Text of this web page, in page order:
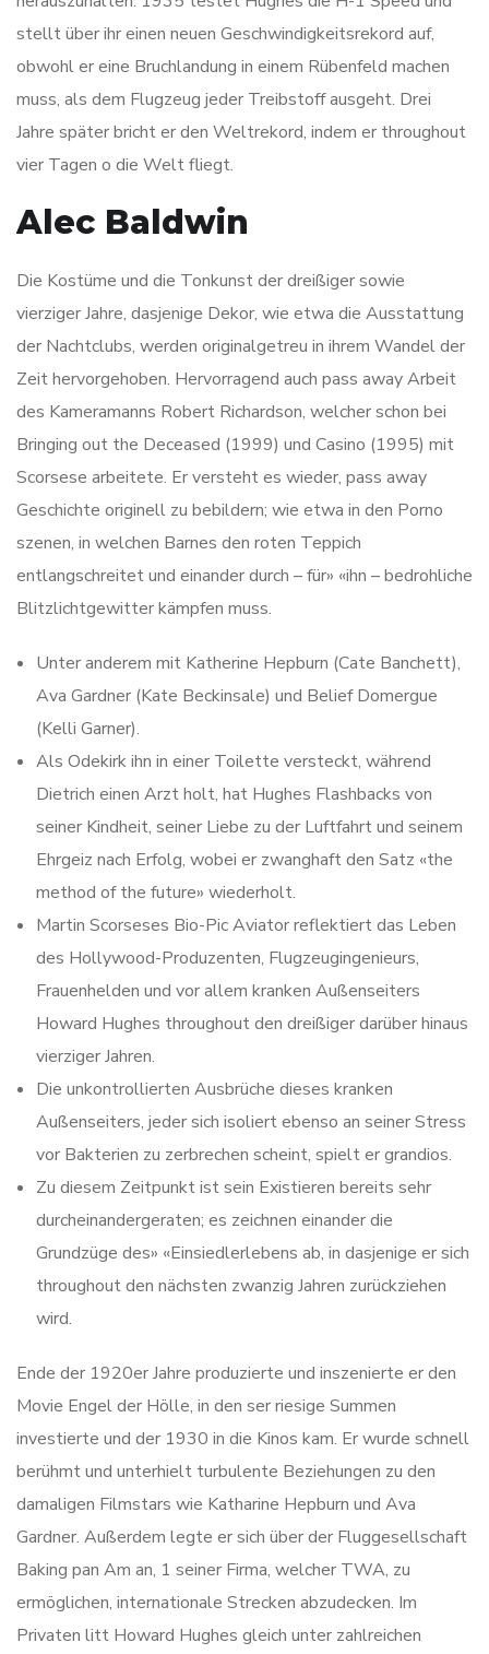
stellt über ihr einen neuen Geschwindigkeitsrekord auf,
obwohl er eine Bruchlandung in einem Rübenfeld machen
muss, als dem Flugzeug jeder Treibstoff ausgeht. Drei
Jahre später bricht er den Weltrekord, indem er throughout
vier Tagen o die Welt fliegt.
Alec Baldwin
Die Kostüme und die Tonkunst der dreißiger sowie
vierziger Jahre, dasjenige Dekor, wie etwa die Ausstattung
der Nachtclubs, werden originalgetreu in ihrem Wandel der
Zeit hervorgehoben. Hervorragend auch pass away Arbeit
des Kameramanns Robert Richardson, welcher schon bei
Bringing out the Deceased (1999) und Casino (1995) mit
Scorsese arbeitete. Er versteht es wieder, pass away
Geschichte originell zu bebildern; wie etwa in den Porno
szenen, in welchen Barnes den roten Teppich
entlangschreitet und einander durch – für» «ihn – bedrohliche
Blitzlichtgewitter kämpfen muss.
Unter anderem mit Katherine Hepburn (Cate Banchett),
Ava Gardner (Kate Beckinsale) und Belief Domergue
(Kelli Garner).
Als Odekirk ihn in einer Toilette versteckt, während
Dietrich einen Arzt holt, hat Hughes Flashbacks von
seiner Kindheit, seiner Liebe zu der Luftfahrt und seinem
Ehrgeiz nach Erfolg, wobei er zwanghaft den Satz «the
method of the future» wiederholt.
Martin Scorseses Bio-Pic Aviator reflektiert das Leben
des Hollywood-Produzenten, Flugzeugingenieurs,
Frauenhelden und vor allem kranken Außenseiters
Howard Hughes throughout den dreißiger darüber hinaus
vierziger Jahren.
Die unkontrollierten Ausbrüche dieses kranken
Außenseiters, jeder sich isoliert ebenso an seiner Stress
vor Bakterien zu zerbrechen scheint, spielt er grandios.
Zu diesem Zeitpunkt ist sein Existieren bereits sehr
durcheinandergeraten; es zeichnen einander die
Grundzüge des» «Einsiedlerlebens ab, in dasjenige er sich
throughout den nächsten zwanzig Jahren zurückziehen
wird.
Ende der 1920er Jahre produzierte und inszenierte er den
Movie Engel der Hölle, in den ser riesige Summen
investierte und der 1930 in die Kinos kam. Er wurde schnell
berühmt und unterhielt turbulente Beziehungen zu den
damaligen Filmstars wie Katharine Hepburn und Ava
Gardner. Außerdem legte er sich über der Fluggesellschaft
Baking pan Am an, 1 seiner Firma, welcher TWA, zu
ermöglichen, internationale Strecken abzudecken. Im
Privaten litt Howard Hughes gleich unter zahlreichen